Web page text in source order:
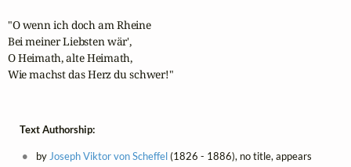
"O wenn ich doch am Rheine
Bei meiner Liebsten wär',
O Heimath, alte Heimath,
Wie machst das Herz du schwer!"
Text Authorship:
by Joseph Viktor von Scheffel(1826 - 1886), no title, appears